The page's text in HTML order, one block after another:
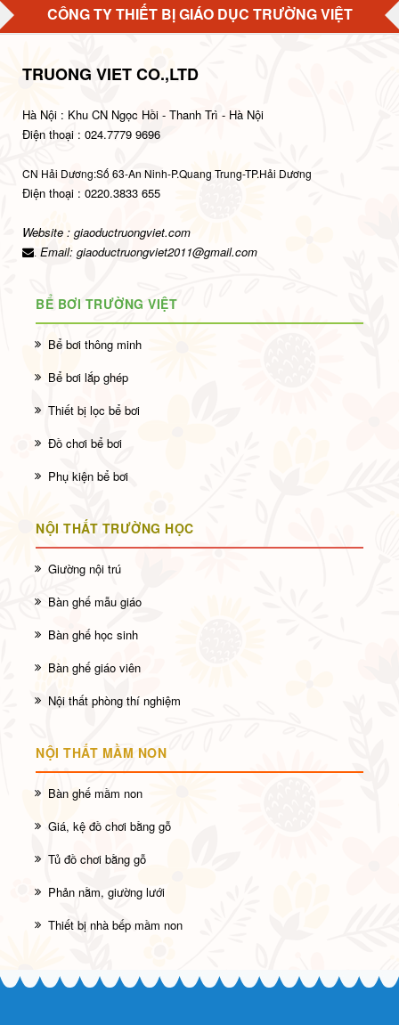
CÔNG TY THIẾT BỊ GIÁO DỤC TRƯỜNG VIỆT
TRUONG VIET CO.,LTD
Hà Nội : Khu CN Ngọc Hồi - Thanh Trì - Hà Nội
Điện thoại : 024.7779 9696
CN Hải Dương:Số 63-An Ninh-P.Quang Trung-TP.Hải Dương
Điện thoại : 0220.3833 655
Website : giaoductruongviet.com
Email: giaoductruongviet2011@gmail.com
BỂ BƠI TRƯỜNG VIỆT
Bể bơi thông minh
Bể bơi lắp ghép
Thiết bị lọc bể bơi
Đồ chơi bể bơi
Phụ kiện bể bơi
NỘI THẤT TRƯỜNG HỌC
Giường nội trú
Bàn ghế mẫu giáo
Bàn ghế học sinh
Bàn ghế giáo viên
Nội thất phòng thí nghiệm
NỘI THẤT MẦM NON
Bàn ghế mầm non
Giá, kệ đồ chơi bằng gỗ
Tủ đồ chơi bằng gỗ
Phản nằm, giường lưới
Thiết bị nhà bếp mầm non